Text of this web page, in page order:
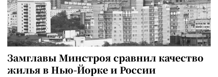
Замглавы Минстроя сравнил качество
жилья в Нью-Йорке и России